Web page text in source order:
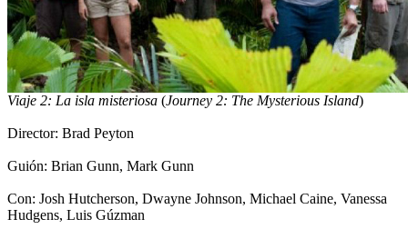
Viaje 2: La isla misteriosa (Journey 2: The Mysterious Island)
Director: Brad Peyton
Guión: Brian Gunn, Mark Gunn
Con: Josh Hutcherson, Dwayne Johnson, Michael Caine, Vanessa
Hudgens, Luis Gúzman